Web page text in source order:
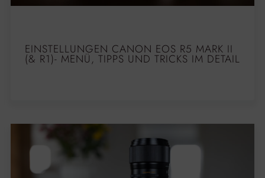
EINSTELLUNGEN CANON EOS R5 MARK II
(& R1)- MENÜ, TIPPS UND TRICKS IM DETAIL